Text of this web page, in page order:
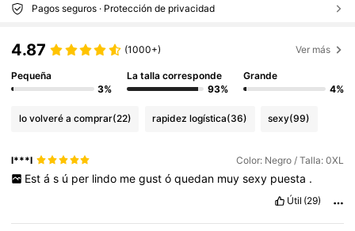
Pagos seguros · Protección de privacidad
4.87 (1000+) Ver más
Pequeña
3%
La talla corresponde
93%
Grande
4%
lo volveré a comprar(22) rapidez logística(36) sexy(99)
l***l Color: Negro / Talla: 0XL
Est á s ú per lindo me gust ó quedan muy sexy puesta .
Útil (29)